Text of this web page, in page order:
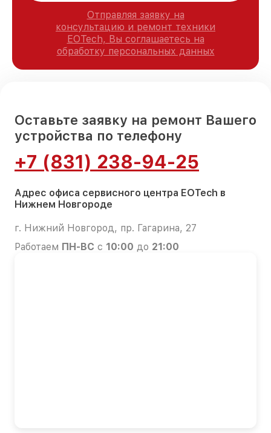
Отправляя заявку на
консультацию и ремонт техники
EOTech, Вы соглашаетесь на
обработку персональных данных
Оставьте заявку на ремонт Вашего
устройства по телефону
+7 (831) 238-94-25
Адрес офиса сервисного центра EOTech в
Нижнем Новгороде
г. Нижний Новгород, пр. Гагарина, 27
Работаем ПН-ВС с 10:00 до 21:00